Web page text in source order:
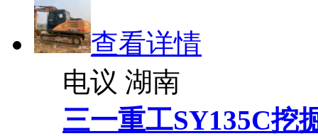
查看详情
电议 湖南
三一重工SY135C挖